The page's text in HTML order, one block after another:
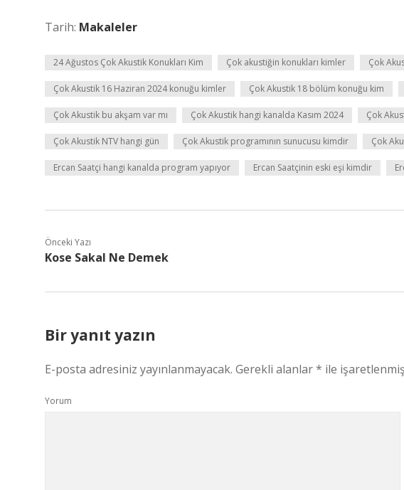
Tarih: Makaleler
24 Ağustos Çok Akustik Konukları Kim Çok akustiğin konukları kimler Çok
Çok Akustik 16 Haziran 2024 konuğu kimler Çok Akustik 18 bölüm konuğu kim
Çok Akustik bu akşam var mı Çok Akustik hangi kanalda Kasım 2024 Çok
Çok Akustik NTV hangi gün Çok Akustik programının sunucusu kimdir Çok
Ercan Saatçi hangi kanalda program yapıyor Ercan Saatçinin eski eşi kimdir
Önceki Yazı
Kose Sakal Ne Demek
Bir yanıt yazın
E-posta adresiniz yayınlanmayacak. Gerekli alanlar* ile
Yorum